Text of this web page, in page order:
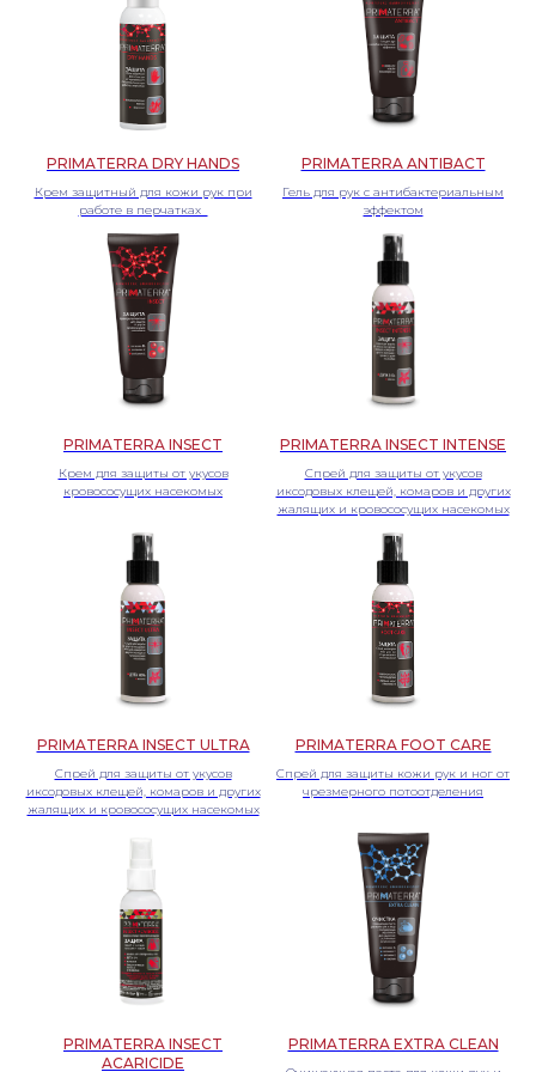
PRIMATERRA DRY HANDS
Крем защитный для кожи рук при
работе в перчатках
PRIMATERRA ANTIBACT
Гель для рук с антибактериальным
эффектом
PRIMATERRA INSECT
Крем для защиты от укусов
кровососущих насекомых
PRIMATERRA INSECT INTENSE
Спрей для защиты от укусов
иксодовых клещей, комаров и других
жалящих и кровососущих насекомых
PRIMATERRA INSECT ULTRA
Спрей для защиты от укусов
иксодовых клещей, комаров и других
жалящих и кровососущих насекомых
PRIMATERRA FOOT CARE
Спрей для защиты кожи рук и ног от
чрезмерного потоотделения
PRIMATERRA INSECT
ACARICIDE
PRIMATERRA EXTRA CLEAN
СВЯЖИТЕСЬ С НАМИ ДЛЯ ПОЛУЧЕНИЯ
ПОДРОБНОЙ ИНФОРМАЦИИ ПО
НАШЕЙ ПРОДУКЦИИ ДСИЗ!
ЧТОБЫ ЗАДАТЬ ВОПРОС ПО ИНТЕРЕСУЮЩЕЙ
ВАС ПРОДУКЦИИ, ВОСПОЛЬЗУЙТЕСЬ
ФОРМОЙ ОБРАТНОЙ СВЯЗИ